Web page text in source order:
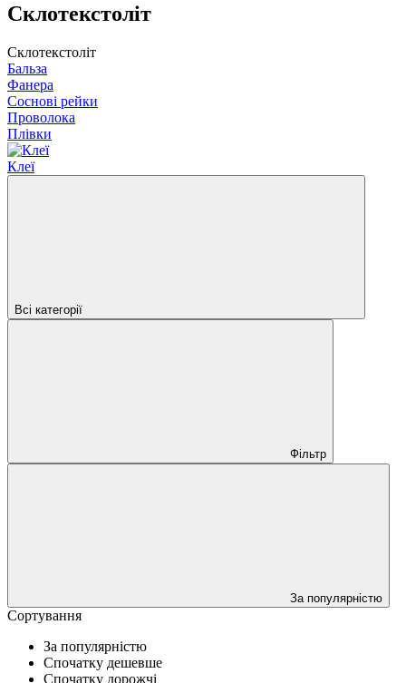
Склотекстоліт
Склотекстоліт
Бальза
Фанера
Соснові рейки
Проволока
Плівки
Клеї
Всі категорії
Фільтр
За популярністю
Сортування
За популярністю
Спочатку дешевше
Спочатку дорожчі